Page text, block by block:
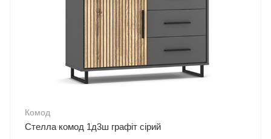
Комод
Стелла комод 1д3ш графіт сірий